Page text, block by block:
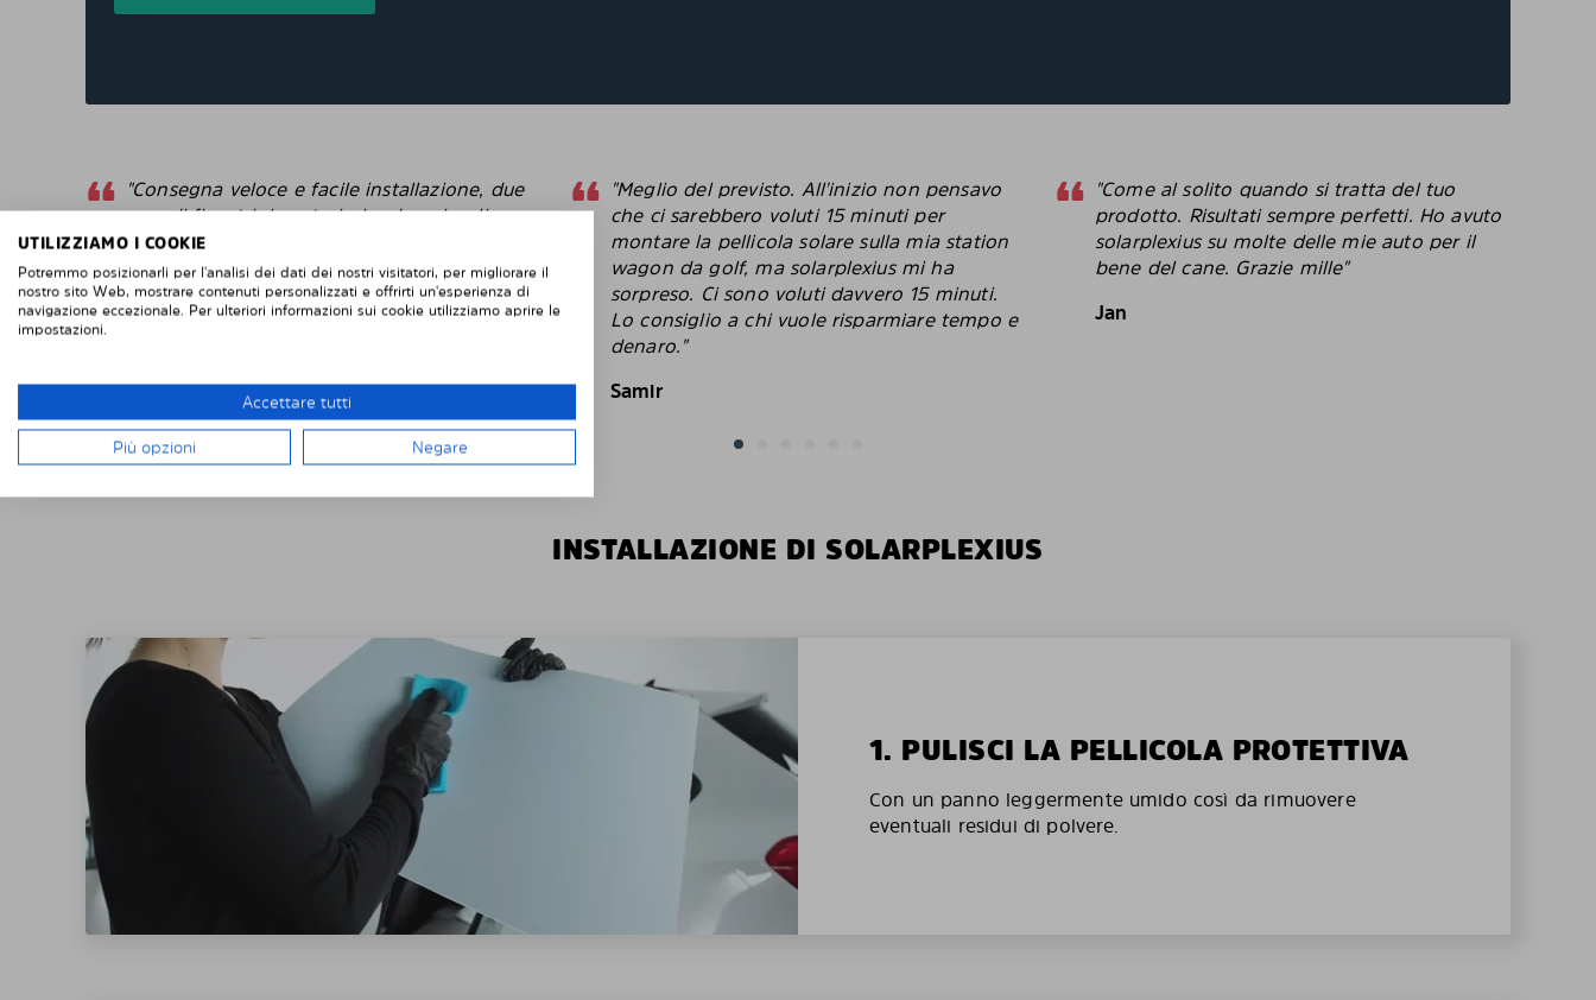
"Consegna veloce e facile installazione, due
grandi finestrini posteriori e due piccoli
finestrini posteriori sulle porte posteriori di
un Renault Trafic. Se vuoi rimuoverli, è facile,
se vuoi rimontarli, altrettanto facile. Difficile
da fallisce con l'installazione. Penso che
Robert
"Meglio del previsto. All'inizio non pensavo
che ci sarebbero voluti 15 minuti per
montare la pellicola solare sulla mia station
wagon da golf, ma solarplexius mi ha
sorpreso. Ci sono voluti davvero 15 minuti.
Lo consiglio a chi vuole risparmiare tempo e
denaro."
Samir
"Come al solito quando si tratta del tuo
prodotto. Risultati sempre perfetti. Ho avuto
solarplexius su molte delle mie auto per il
bene del cane. Grazie mille"
Jan
INSTALLAZIONE DI SOLARPLEXIUS
1. PULISCI LA PELLICOLA PROTETTIVA
Con un panno leggermente umido così da rimuovere
eventuali residui di polvere.
UTILIZZIAMO I COOKIE
Potremmo posizionarli per l'analisi dei dati dei nostri visitatori, per migliorare il
nostro sito Web, mostrare contenuti personalizzati e offrirti un'esperienza di
navigazione eccezionale. Per ulteriori informazioni sui cookie utilizziamo aprire le
impostazioni.
Accettare tutti
Più opzioni Negare